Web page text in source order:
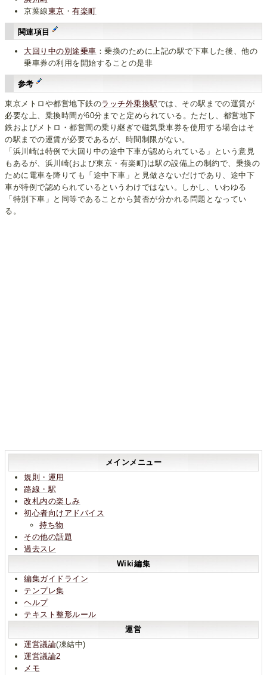
京葉線東京 ・有楽町
関連項目
大回り中の別途乗車 ：乗換のために上記の駅で下車した後、他の
乗車券の利用を開始することの是非
参考
東京メトロや都営地下鉄のラッチ外乗換駅では、その駅までの運賃が
必要な上、乗換時間が60分までと定められている。ただし、都営地下
鉄およびメトロ・都営間の乗り継ぎで磁気乗車券を使用する場合はそ
の駅までの運賃が必要であるが、時間制限がない。
「浜川崎は特例で大回り中の途中下車が認められている」という意見
もあるが、浜川崎(および東京・有楽町)は駅の設備上の制約で、乗換の
ために電車を降りても「途中下車」と見做さないだけであり、途中下
車が特例で認められているというわけではない。しかし、いわゆる
「特別下車」と同等であることから賛否が分かれる問題となってい
る。
メインメニュー
規則・運用
路線・駅
改札内の楽しみ
初心者向けアドバイス
持ち物
その他の話題
過去スレ
Wiki編集
編集ガイドライン
テンプレ集
ヘルプ
テキスト整形ルール
運営
運営議論(凍結中)
運営議論2
メモ